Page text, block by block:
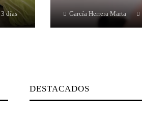
3 días García Herrera Marta
DESTACADOS